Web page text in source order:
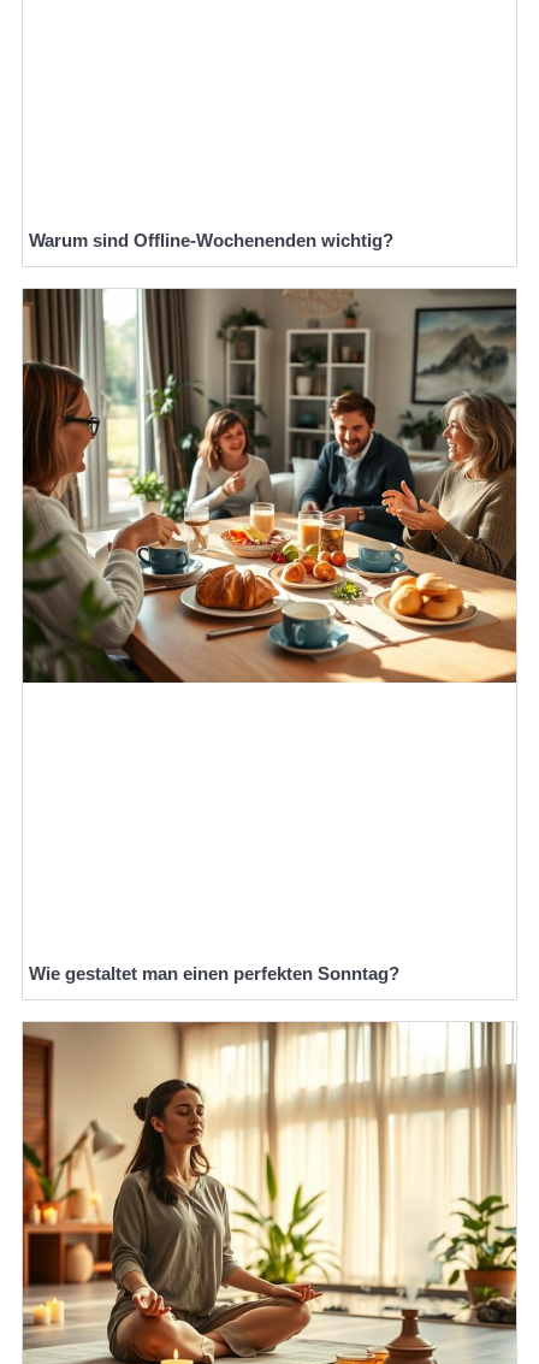
Warum sind Offline-Wochenenden wichtig?
Wie gestaltet man einen perfekten Sonntag?